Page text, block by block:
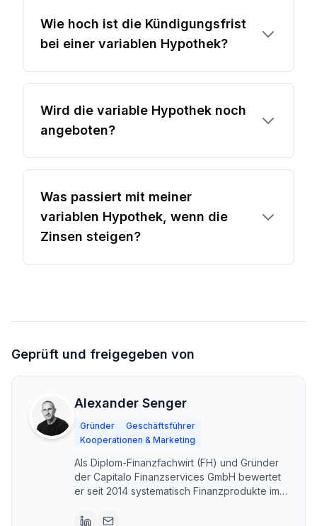
Wie hoch ist die Kündigungsfrist
bei einer variablen Hypothek?
Wird die variable Hypothek noch
angeboten?
Was passiert mit meiner
variablen Hypothek, wenn die
Zinsen steigen?
Geprüft und freigegeben von
Alexander Senger
Gründer
Geschäftsführer
Kooperationen & Marketing
Als Diplom-Finanzfachwirt (FH) und Gründer
der Capitalo Finanzservices GmbH bewertet
er seit 2014 systematisch Finanzprodukte im
transparente Vergleiche – kostenlos und im